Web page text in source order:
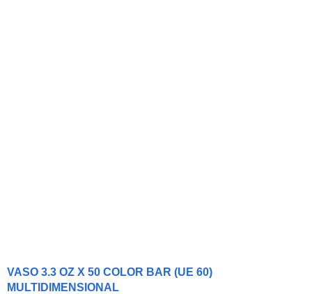
VASO 3.3 OZ X 50 COLOR BAR (UE 60)
MULTIDIMENSIONAL